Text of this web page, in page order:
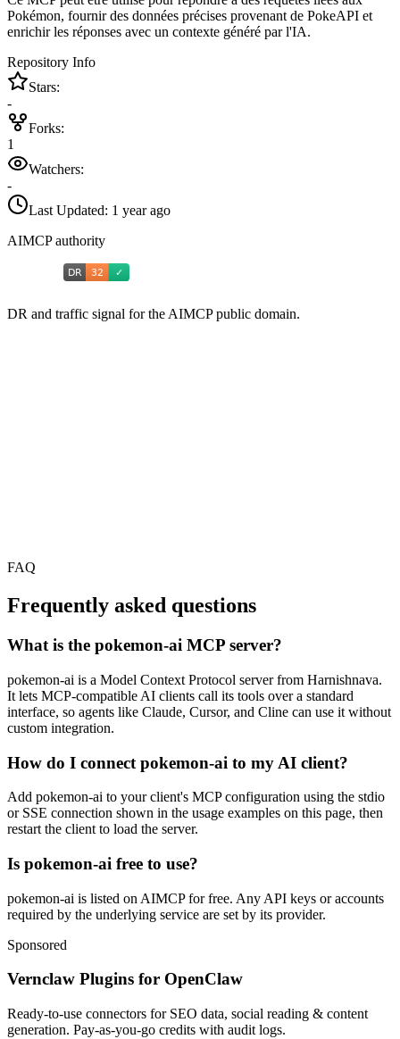
Pokémon, fournir des données précises provenant de PokeAPI et
enrichir les réponses avec un contexte généré par l'IA.
Repository Info
Stars:
-
Forks:
1
Watchers:
-
Last Updated: 1 year ago
AIMCP authority
DR and traffic signal for the AIMCP public domain.
FAQ
Frequently asked questions
What is the pokemon-ai MCP server?
pokemon-ai is a Model Context Protocol server from Harnishnava.
It lets MCP-compatible AI clients call its tools over a standard
interface, so agents like Claude, Cursor, and Cline can use it without
custom integration.
How do I connect pokemon-ai to my AI client?
Add pokemon-ai to your client's MCP configuration using the stdio
or SSE connection shown in the usage examples on this page, then
restart the client to load the server.
Is pokemon-ai free to use?
pokemon-ai is listed on AIMCP for free. Any API keys or accounts
required by the underlying service are set by its provider.
Sponsored
Vernclaw Plugins for OpenClaw
Ready-to-use connectors for SEO data, social reading & content
generation. Pay-as-you-go credits with audit logs.